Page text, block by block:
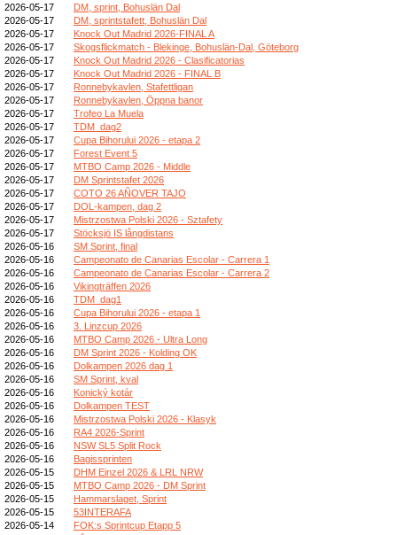
2026-05-17
DM, sprint, Bohuslän Dal
2026-05-17
DM, sprintstafett, Bohuslän Dal
2026-05-17
Knock Out Madrid 2026-FINAL A
2026-05-17
Skogsflickmatch - Blekinge, Bohuslän-Dal, Göteborg
2026-05-17
Knock Out Madrid 2026 - Clasificatorias
2026-05-17
Knock Out Madrid 2026 - FINAL B
2026-05-17
Ronnebykavlen, Stafettligan
2026-05-17
Ronnebykavlen, Öppna banor
2026-05-17
Trofeo La Muela
2026-05-17
TDM_dag2
2026-05-17
Cupa Bihorului 2026 - etapa 2
2026-05-17
Forest Event 5
2026-05-17
MTBO Camp 2026 - Middle
2026-05-17
DM Sprintstafet 2026
2026-05-17
COTO 26 AÑOVER TAJO
2026-05-17
DOL-kampen, dag 2
2026-05-17
Mistrzostwa Polski 2026 - Sztafety
2026-05-17
Stöcksjö IS långdistans
2026-05-16
SM Sprint, final
2026-05-16
Campeonato de Canarias Escolar - Carrera 1
2026-05-16
Campeonato de Canarias Escolar - Carrera 2
2026-05-16
Vikingträffen 2026
2026-05-16
TDM_dag1
2026-05-16
Cupa Bihorului 2026 - etapa 1
2026-05-16
3. Linzcup 2026
2026-05-16
MTBO Camp 2026 - Ultra Long
2026-05-16
DM Sprint 2026 - Kolding OK
2026-05-16
Dolkampen 2026 dag 1
2026-05-16
SM Sprint, kval
2026-05-16
Konický kotár
2026-05-16
Dolkampen TEST
2026-05-16
Mistrzostwa Polski 2026 - Klasyk
2026-05-16
RA4 2026-Sprint
2026-05-16
NSW SL5 Split Rock
2026-05-16
Bagissprinten
2026-05-15
DHM Einzel 2026 & LRL NRW
2026-05-15
MTBO Camp 2026 - DM Sprint
2026-05-15
Hammarslaget, Sprint
2026-05-15
53INTERAFA
2026-05-14
FOK:s Sprintcup Etapp 5